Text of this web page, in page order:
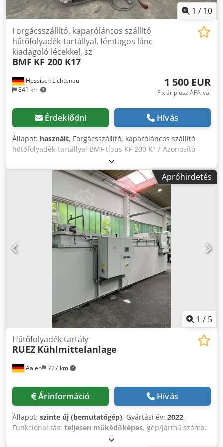
1 / 10
Hessisch Lichtenau
841 km
Forgácsszállító, kaparóláncos szállító
hűtőfolyadék-tartállyal, fémtagos lánc
kiadagoló lécekkel, sz
BMF KF 200 K17
1 500 EUR
Fix ár plusz ÁFA-val
Érdeklődni Hívás
Állapot: használt, Forgácsszállító, kaparóláncos szállító
hűtőfolyadék-tartállyal BMF típus KF 200 K17 Azonosító
szám: Megrend. sz.: 915979 Gyártási év: 1992 Fém
láncszalag szélessége: 200 mm Tolólécek közti távolság: kb.
380 mm Lehetséges forgácselszállítási hossz: 1100/2100
mm Betolási hossz: kb. 1350 mm Betolási magasság: 370
mm Betolási szélesség: 460 mm Garatszélesség felül: 400
mm Garatszélesség alul: 170 mm Szállítási magasság -
kidobómagasság: kb. 1250 mm Szalaghajtás motor
teljesítménye: 0,37 kW Hálózati csatlakozás: 400 V, 50 Hz -
A kaparólánc hajtása hajtóműves motorral Csdpehwt H Ajfx
Ai Ajrf - Hűtőfolyadék-tartály hűtőfolyadék-szivattyú nélkül
Helyigény H x Sz x M: 3800 x 1300 x 1650 mm
Forgácsszállító tömege: kb. 500 kg jó állapotban A
forgácsszállító egy GILDEMEISTER CNC esztergáról
származik. A szállító alkalmas marógép, esztergagép vagy
megmunkálóközpont forgácsszállítására.
Apróhirdetés
1 / 5
Aalen 727 km
Hűtőfolyadék tartály
RUEZ Kühlmittelanlage
Árinformáció Hívás
Állapot: szinte új (bemutatógép), Gyártási év: 2022,
Funkcionalitás: teljesen működőképes, gép/jármű száma:
, Hűtőfolyadék-rendszer a